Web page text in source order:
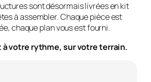
sont désormais livrées en kit
à assembler. Chaque pièce est
chaque plan vous est fourni.
à votre rythme, sur votre terrain.